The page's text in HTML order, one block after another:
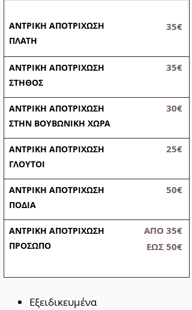
ΑΝΤΡΙΚΗ ΑΠΟΤΡΙΧΩΣΗ
ΠΛΑΤΗ
35€
ΑΝΤΡΙΚΗ ΑΠΟΤΡΙΧΩΣΗ
ΣΤΗΘΟΣ
35€
ΑΝΤΡΙΚΗ ΑΠΟΤΡΙΧΩΣΗ
ΣΤΗΝ ΒΟΥΒΩΝΙΚΗ ΧΩΡΑ
30€
ΑΝΤΡΙΚΗ ΑΠΟΤΡΙΧΩΣΗ
ΓΛΟΥΤΟΙ
25€
ΑΝΤΡΙΚΗ ΑΠΟΤΡΙΧΩΣΗ
ΠΟΔΙΑ
50€
ΑΝΤΡΙΚΗ ΑΠΟΤΡΙΧΩΣΗ
ΠΡΟΣΩΠΟ
ΑΠΟ 35€
ΕΩΣ50€
Εξειδικευμένα